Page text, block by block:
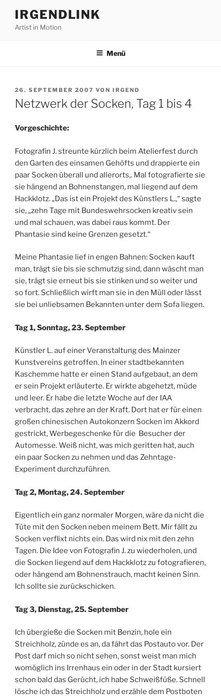
Inhalt
springen
IRGENDLINK
Artist in Motion
Menü
VERÖFFENTLICHT
AM
26. SEPTEMBER 2007 VON IRGEND
Netzwerk der Socken, Tag 1 bis 4
Vorgeschichte:
Fotografin J. streunte kürzlich beim Atelierfest durch
den Garten des einsamen Gehöfts und drappierte ein
paar Socken überall und allerorts,. Mal fotografierte sie
sie hängend an Bohnenstangen, mal liegend auf dem
Hackklotz. „Das ist ein Projekt des Künstlers L.,“ sagte
sie, „zehn Tage mit Bundeswehrsocken kreativ sein
und mal schauen, was dabei raus kommt. Der
Phantasie sind keine Grenzen gesetzt.“
Meine Phantasie lief in engen Bahnen: Socken kauft
man, trägt sie bis sie schmutzig sind, dann wäscht man
sie, trägt sie erneut bis sie stinken und so weiter und
so fort. Schließlich wirft man sie in den Müll oder lässt
sie bei unliebsamen Bekannten unter dem Sofa liegen.
Tag 1, Sonntag, 23. September
Künstler L. auf einer Veranstaltung des Mainzer
Kunstvereins getroffen. In einer stadtbekannten
Kaschemme hatte er einen Stand aufgebaut, an dem
er sein Projekt erläuterte. Er wirkte abgehetzt, müde
und leer. Er habe die letzte Woche auf der IAA
verbracht, das zehre an der Kraft. Dort hat er für einen
großen chinesischen Autokonzern Socken im Akkord
gestrickt, Werbegeschenke für die Besucher der
Automesse. Weiß nicht, was mich geritten hat, auch
ein paar Socken zu nehmen und das Zehntage-
Experiment durchzuführen.
Tag 2, Montag, 24. September
Eigentlich ein ganz normaler Morgen, wäre da nicht die
Tüte mit den Socken neben meinem Bett. Mir fällt zu
Socken verflixt nichts ein. Das wird nix mit den zehn
Tagen. Die Idee von Fotografin J. zu wiederholen, und
die Socken liegend auf dem Hackklotz zu fotografieren,
oder hängend am Bohnenstrauch, macht keinen Sinn.
Ich sollte sie zurückschicken.
Tag 3, Dienstag, 25. September
Ich übergieße die Socken mit Benzin, hole ein
Streichholz, zünde es an, da fährt das Postauto vor. Der
Post darf mich so nicht sehen, sonst weist man mich
womöglich ins Irrenhaus ein oder in der Stadt kursiert
schon bald das Gerücht, ich habe Schweißfüße. Schnell
lösche ich das Streichholz und erzähle dem Postboten